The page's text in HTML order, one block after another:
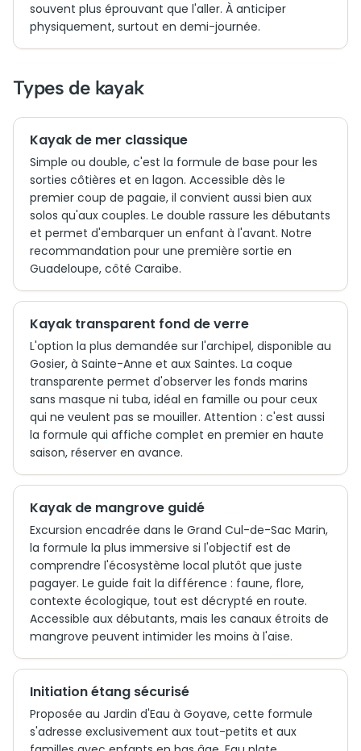
souvent plus éprouvant que l'aller. À anticiper
physiquement, surtout en demi-journée.
Types de kayak
Kayak de mer classique
Simple ou double, c'est la formule de base pour les
sorties côtières et en lagon. Accessible dès le
premier coup de pagaie, il convient aussi bien aux
solos qu'aux couples. Le double rassure les débutants
et permet d'embarquer un enfant à l'avant. Notre
recommandation pour une première sortie en
Guadeloupe, côté Caraïbe.
Kayak transparent fond de verre
L'option la plus demandée sur l'archipel, disponible au
Gosier, à Sainte-Anne et aux Saintes. La coque
transparente permet d'observer les fonds marins
sans masque ni tuba, idéal en famille ou pour ceux
qui ne veulent pas se mouiller. Attention : c'est aussi
la formule qui affiche complet en premier en haute
saison, réserver en avance.
Kayak de mangrove guidé
Excursion encadrée dans le Grand Cul-de-Sac Marin,
la formule la plus immersive si l'objectif est de
comprendre l'écosystème local plutôt que juste
pagayer. Le guide fait la différence : faune, flore,
contexte écologique, tout est décrypté en route.
Accessible aux débutants, mais les canaux étroits de
mangrove peuvent intimider les moins à l'aise.
Initiation étang sécurisé
Proposée au Jardin d'Eau à Goyave, cette formule
s'adresse exclusivement aux tout-petits et aux